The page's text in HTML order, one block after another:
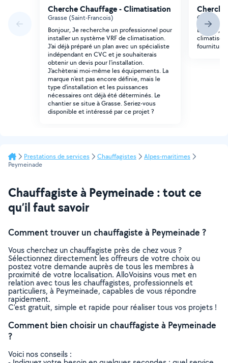
Cherche Chauffage - Climatisation
Grasse (Saint-Francois)
Bonjour, Je recherche un professionnel pour
installer un système VRF de climatisation.
J'ai déjà préparé un plan avec un spécialiste
indépendant en CVC et je souhaiterais
obtenir un devis pour l'installation.
J'achèterai moi-même les équipements. La
marque n'est pas encore définie, mais le
type d'installation et les puissances
nécessaires ont déjà été déterminés. Le
chantier se situe à Grasse. Seriez-vous
disponible et intéressé par ce projet ?
Cabris
Bonjour,
Prestations de services Chauffagistes
Alpes-maritimes
Peymeinade
Chauffagiste à Peymeinade : tout ce
qu’il faut savoir
Comment trouver un chauffagiste à Peymeinade ?
Vous cherchez un chauffagiste près de chez vous ?
Sélectionnez directement les offreurs de votre choix ou
postez votre demande auprès de tous les membres à
proximité de votre localisation. AlloVoisins vous met en
relation avec tous les chauffagistes, professionnels et
particuliers, à Peymeinade, capables de vous répondre
rapidement.
C’est gratuit, simple et rapide pour réaliser tous vos projets !
Comment bien choisir un chauffagiste à Peymeinade
?
Voici nos conseils :